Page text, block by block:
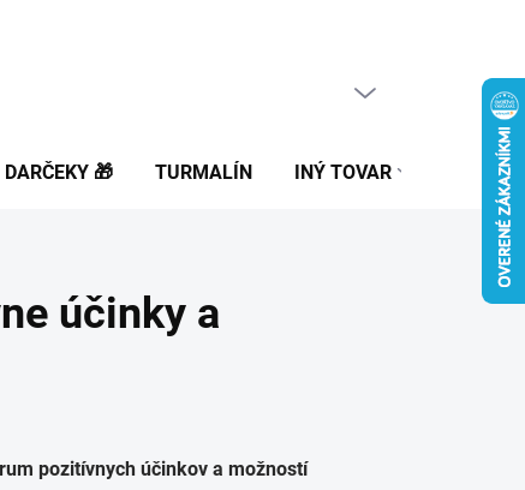
DARČEKY 🎁 TURMALÍN INÝ TOVAR
účinky a
pozitívnych účinkov a možností